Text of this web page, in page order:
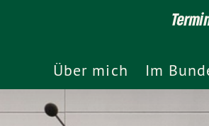
Über mich Im